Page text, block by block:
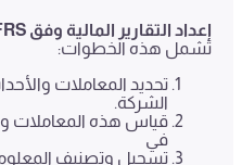
إعداد التقارير المالية وفق
تشمل هذه الخطوات:
تحديد المعاملات
الشركة.
قياس هذه المعاملات
في
تسجيل وتصنيف